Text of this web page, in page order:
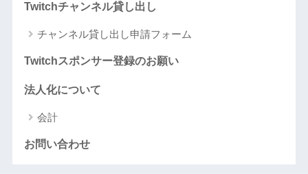
Twitchチャンネル貸し出し
チャンネル貸し出し申請フォーム
Twitchスポンサー登録のお願い
法人化について
会計
お問い合わせ